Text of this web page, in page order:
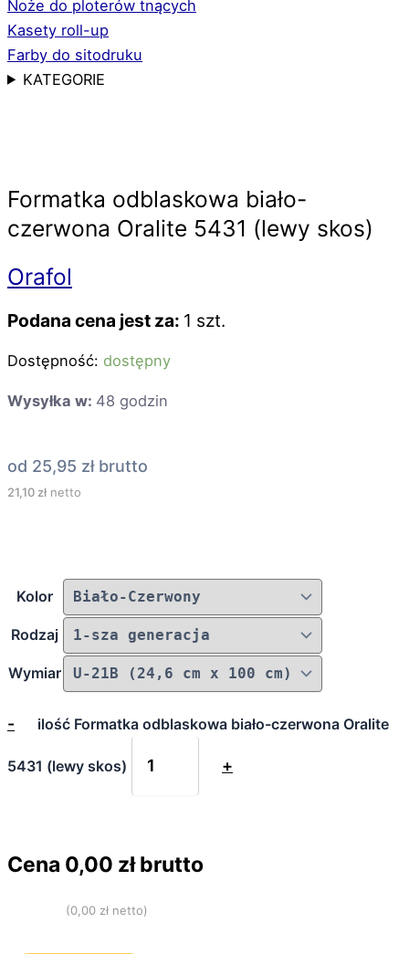
Noże do ploterów tnących
Kasety roll-up
Farby do sitodruku
KATEGORIE
Formatka odblaskowa biało-
czerwona Oralite 5431 (lewy skos)
Orafol
Podana cena jest za: 1 szt.
Dostępność: dostępny
Wysyłka w: 48 godzin
od 25,95 złbrutto
21,10 złnetto
Kolor
Rodzaj
Wymiar
- ilość Formatka odblaskowa biało-czerwona Oralite
5431 (lewy skos) +
Cena 0,00 zł brutto
(0,00 zł netto)